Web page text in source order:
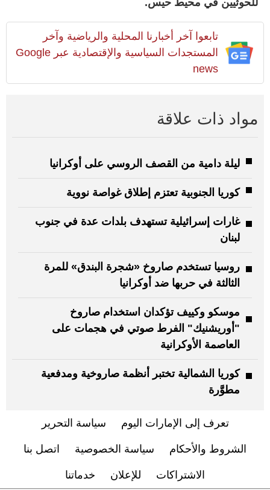
تابعوا آخر أخبارنا المحلية والرياضية وآخر
المستجدات السياسية والإقتصادية عبر Google
news
مواد ذات علاقة
ليلة دامية من القصف الروسي على أوكرانيا
كوريا الجنوبية تعتزم إطلاق غواصة نووية
غارات إسرائيلية تستهدف بلدات عدة في جنوب
لبنان
روسيا تستخدم صاروخ «شجرة البندق» للمرة
الثالثة في حربها ضد أوكرانيا
موسكو وكييف تؤكدان استخدام صاروخ
"أوريشنيك" الفرط صوتي في هجمات على
العاصمة الأوكرانية
كوريا الشمالية تختبر أنظمة صاروخية ومدفعية
مطوَّرة
تعرف إلى الإمارات اليوم سياسة التحرير
الشروط والأحكام سياسة الخصوصية اتصل بنا
الاشتراكات للإعلان خدماتنا